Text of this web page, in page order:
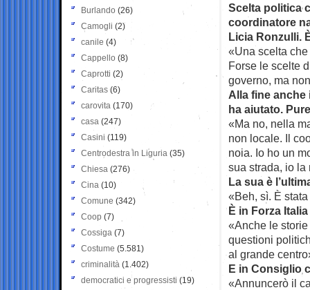
Scelta politica
coordinatore
Licia Ronzulli.
«Una scelta
Forse le scelte
governo, ma
Alla fine
ha aiutato.
«Ma no, nella
non locale. Il
noia. Io ho un
sua strada, io la
La sua è
«Beh, sì. È
È in Forza
«Anche le
questioni
al grande
E in Consiglio
«Annuncerò il
Burlando (26)
Camogli (2)
canile (4)
Cappello (8)
Caprotti (2)
Caritas (6)
carovita (170)
casa (247)
Casini (119)
Centrodestra in Liguria (35)
Chiesa (276)
Cina (10)
Comune (342)
Coop (7)
Cossiga (7)
Costume (5.581)
criminalità (1.402)
democratici e progressisti (19)